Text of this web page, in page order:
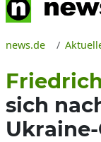
news.de
sich